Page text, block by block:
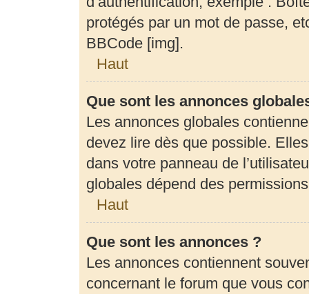
protégés par un mot de passe,
BBCode [img].
Haut
Que sont les annonces
Les annonces globales
devez lire dès que possible.
dans votre panneau de
globales dépend des
Haut
Que sont les annonces ?
Les annonces contiennent
concernant le forum que vous